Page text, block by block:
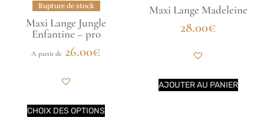
Rupture de stock
Maxi Lange Jungle
Enfantine – pro
A partir de 26.00€
CHOIX DES OPTIONS
Maxi Lange Madeleine
28.00€
AJOUTER AU PANIER